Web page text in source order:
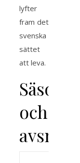
lyfter
fram det
svenska
sättet
att leva.
Säsonger
och
avsnitt